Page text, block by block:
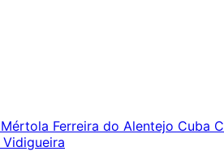
Mértola Ferreira do Alentejo Cuba
Vidigueira